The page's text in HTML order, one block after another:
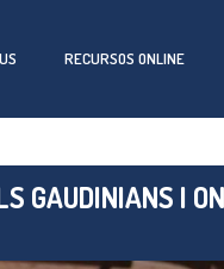
RECURSOS ONLINE
GAUDINIANS I